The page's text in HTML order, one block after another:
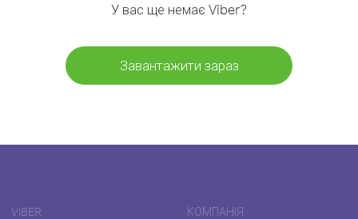
У вас ще немає Viber?
Завантажити зараз
VIBER КОМПАНІЯ